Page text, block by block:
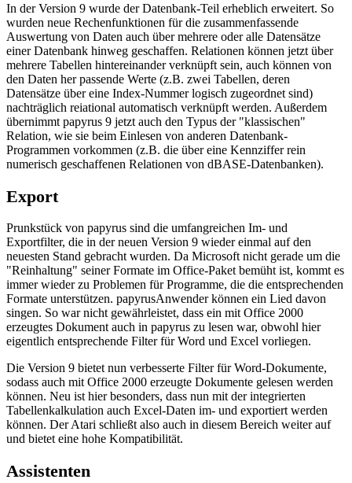
In der Version 9 wurde der Datenbank-Teil erheblich erweitert. So
wurden neue Rechenfunktionen für die zusammenfassende
Auswertung von Daten auch über mehrere oder alle Datensätze
einer Datenbank hinweg geschaffen. Relationen können jetzt über
mehrere Tabellen hintereinander verknüpft sein, auch können von
den Daten her passende Werte (z.B. zwei Tabellen, deren
Datensätze über eine Index-Nummer logisch zugeordnet sind)
nachträglich reiational automatisch verknüpft werden. Außerdem
übernimmt papyrus 9 jetzt auch den Typus der "klassischen"
Relation, wie sie beim Einlesen von anderen Datenbank-
Programmen vorkommen (z.B. die über eine Kennziffer rein
numerisch geschaffenen Relationen von dBASE-Datenbanken).
Export
Prunkstück von papyrus sind die umfangreichen Im- und
Exportfilter, die in der neuen Version 9 wieder einmal auf den
neuesten Stand gebracht wurden. Da Microsoft nicht gerade um die
"Reinhaltung" seiner Formate im Office-Paket bemüht ist, kommt es
immer wieder zu Problemen für Programme, die die entsprechenden
Formate unterstützen. papyrusAnwender können ein Lied davon
singen. So war nicht gewährleistet, dass ein mit Office 2000
erzeugtes Dokument auch in papyrus zu lesen war, obwohl hier
eigentlich entsprechende Filter für Word und Excel vorliegen.
Die Version 9 bietet nun verbesserte Filter für Word-Dokumente,
sodass auch mit Office 2000 erzeugte Dokumente gelesen werden
können. Neu ist hier besonders, dass nun mit der integrierten
Tabellenkalkulation auch Excel-Daten im- und exportiert werden
können. Der Atari schließt also auch in diesem Bereich weiter auf
und bietet eine hohe Kompatibilität.
Assistenten